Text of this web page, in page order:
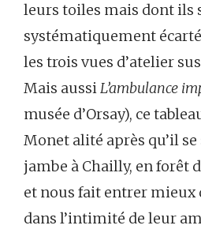
leurs toiles mais dont ils
systématiquement
les trois vues d’atelier
Mais aussiL’ambulance
musée d’Orsay), ce
Monet alité après qu’il se
jambe à Chailly, en forêt
et nous fait entrer mieux
dans l’intimité de leur